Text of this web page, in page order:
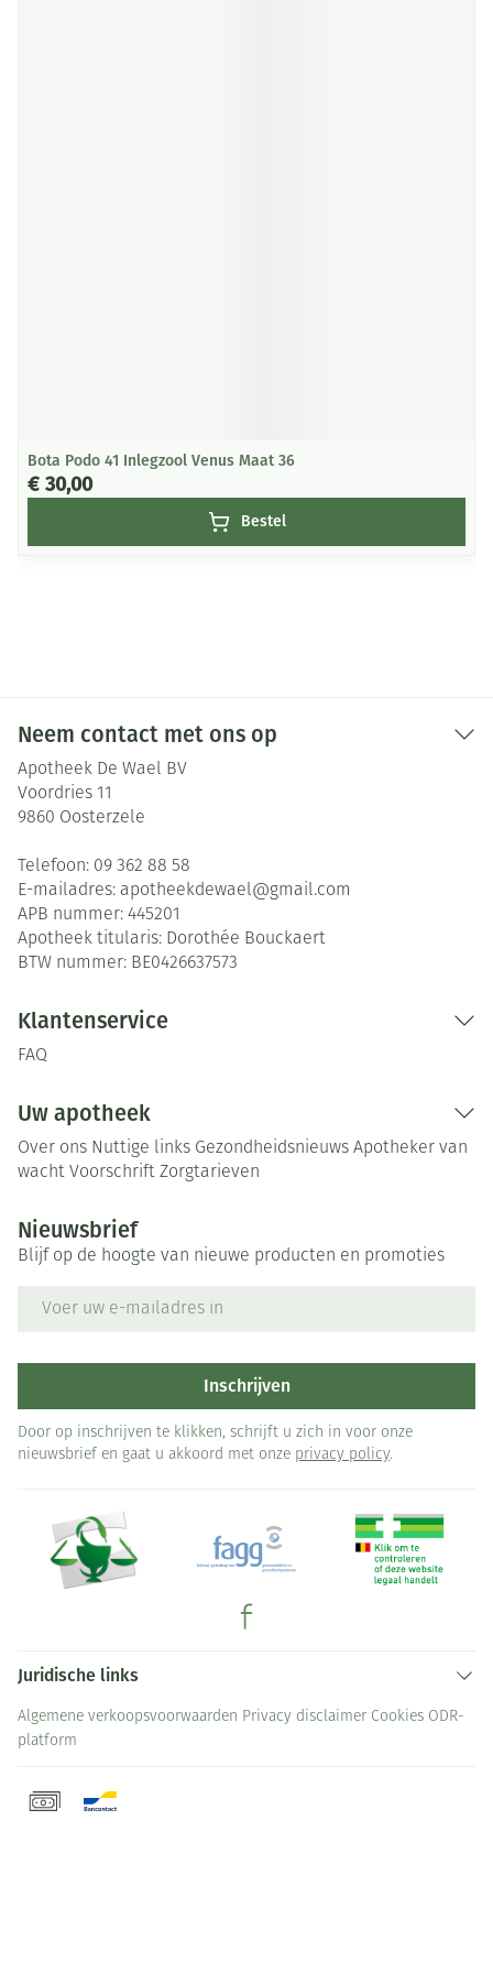
Bota Podo 41 Inlegzool Venus Maat 36
€ 30,00
Bestel
Neem contact met ons op
Apotheek De Wael BV
Voordries 11
9860 Oosterzele
Telefoon: 09 362 88 58
E-mailadres: apotheekdewael@gmail.com
APB nummer: 445201
Apotheek titularis: Dorothée Bouckaert
BTW nummer: BE0426637573
Klantenservice
FAQ
Uw apotheek
Over ons Nuttige links Gezondheidsnieuws Apotheker van
wacht Voorschrift Zorgtarieven
Nieuwsbrief
Blijf op de hoogte van nieuwe producten en promoties
Inschrijven
Door op inschrijven te klikken, schrijft u zich in voor onze
nieuwsbrief en gaat u akkoord met onze privacy policy.
Juridische links
Algemene verkoopsvoorwaarden Privacy disclaimer Cookies ODR-
platform